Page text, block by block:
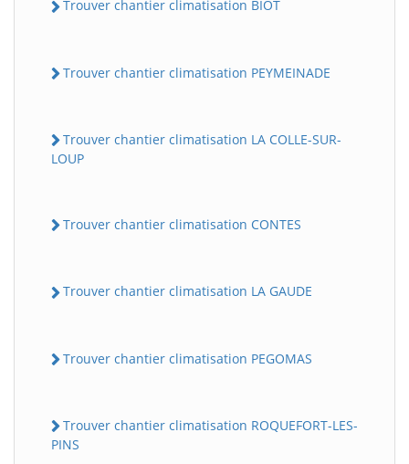
Trouver chantier climatisation BIOT
Trouver chantier climatisation PEYMEINADE
Trouver chantier climatisation LA COLLE-SUR-
LOUP
Trouver chantier climatisation CONTES
Trouver chantier climatisation LA GAUDE
Trouver chantier climatisation PEGOMAS
Trouver chantier climatisation ROQUEFORT-LES-
PINS